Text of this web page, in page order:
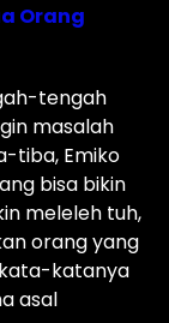
Orang
tengah
masalah
tiba, Emiko
bisa bikin
meleleh tuh,
orang yang
katanya
asal